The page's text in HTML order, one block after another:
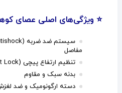
⭐ ویژگی‌های اصلی عصای
مفاصل
تنظیم ارتفاع پیچی (Twist Lock) سریع و مطمئن
بدنه سبک و مقاوم
دسته ارگونومیک و ضد